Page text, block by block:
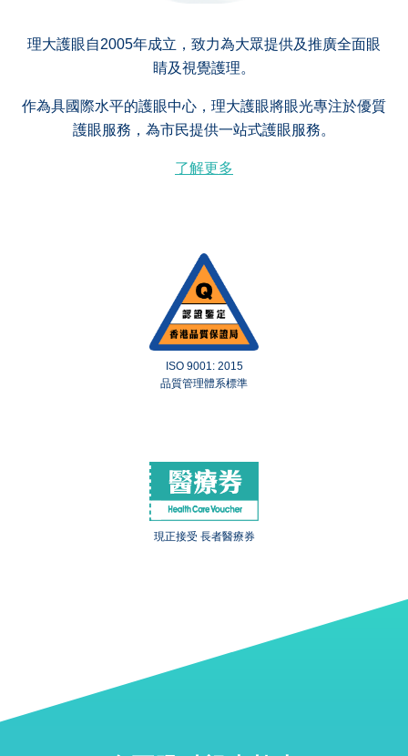
理大護眼自2005年成立，致力為大眾提供及推廣全面眼
睛及視覺護理。
作為具國際水平的護眼中心，理大護眼將眼光專注於優質
護眼服務，為市民提供一站式護眼服務。
了解更多
ISO 9001: 2015
品質管理體系標準
現正接受 長者醫療券